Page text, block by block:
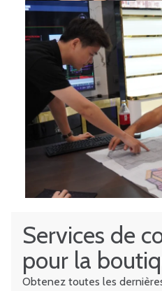
Services de
pour la
Obtenez toutes les